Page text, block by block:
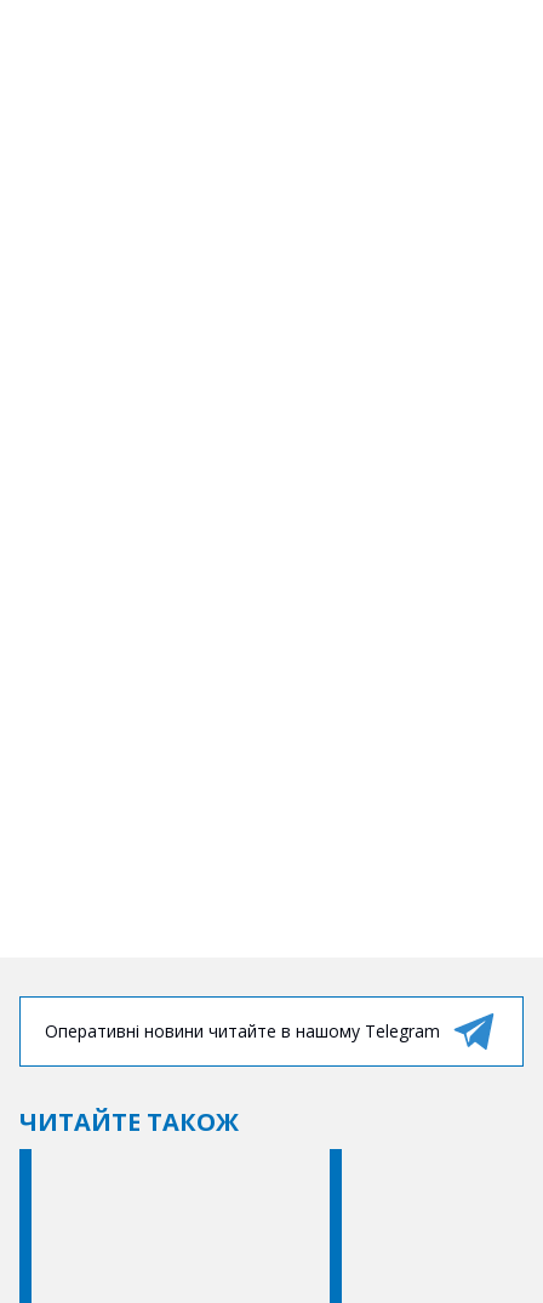
Оперативні новини читайте в нашому Telegram
ЧИТАЙТЕ ТАКОЖ